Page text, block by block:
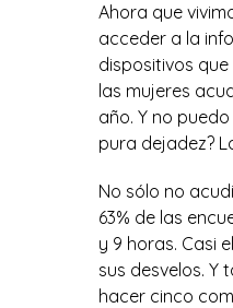
Ahora que
acceder a la
dispositivos
las mujeres
año. Y no
pura dejadez?
No sólo no
63% de las
y 9 horas. Casi
sus desvelos. Y
hacer cinco